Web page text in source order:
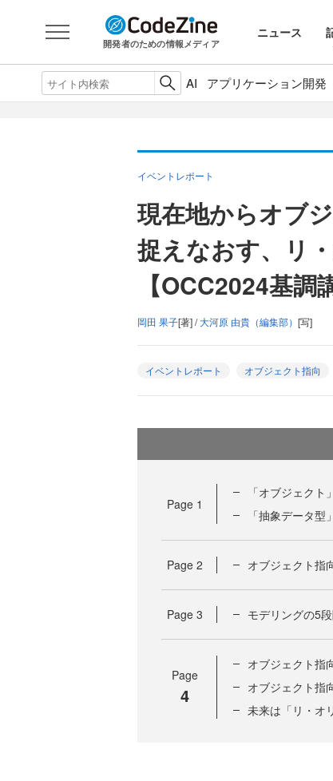
開発者のための情報メディア
ニュース
AI アプリケーション開発
イベントレポート
現在地からオブ
捉えなおす、リ
【OCC2024基調
岡田 果子[著] /大河原 由貴（編集部） [写]
イベントレポート オブジェクト指向
Page 1
「オブジェク
「抽象データ
Page 2 オブジェクト指
Page 3 モデリングの5
Page
4
オブジェクト指
オブジェクト指
未来は「リ・オ